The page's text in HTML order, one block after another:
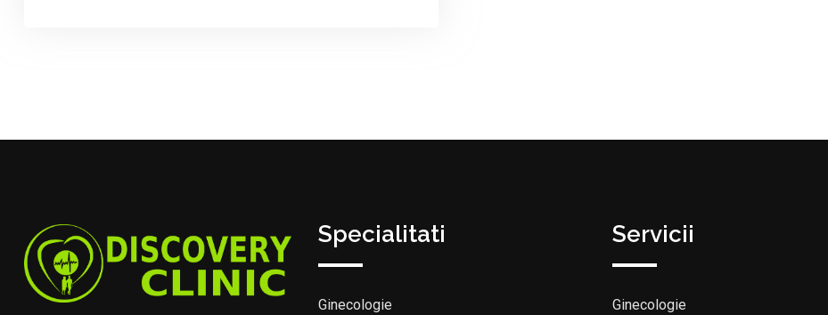
Specialitati
Ginecologie
Servicii
Ginecologie